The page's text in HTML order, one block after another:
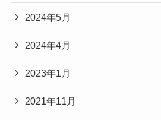
2024年5月
2024年4月
2023年1月
2021年11月